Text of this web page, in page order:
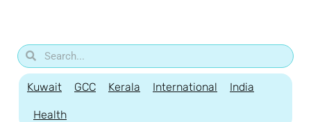
Kuwait GCC Kerala International India
Health